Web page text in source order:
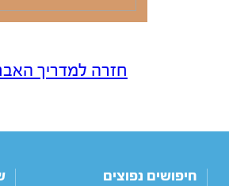
חזרה למדריך
חיפושים נפוצים